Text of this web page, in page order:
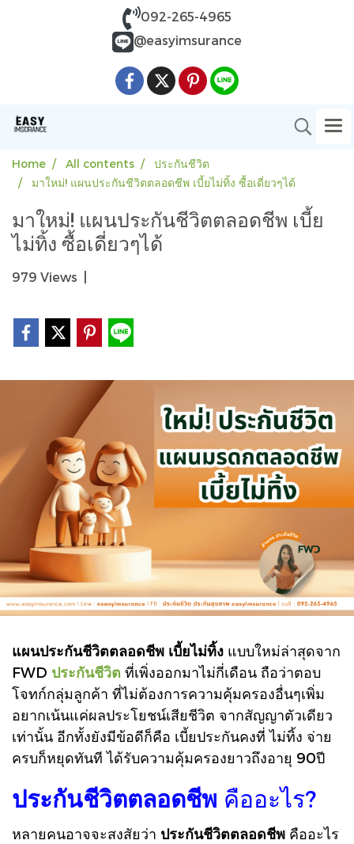
092-265-4965
@easyimsurance
Home All contents
ประกันชีวิต
มาใหม่! แผนประกันชีวิตตลอดชีพ เบี้ยไม่ทิ้ง ซื้อเดี่ยวๆได้
มาใหม่! แผนประกันชีวิตตลอดชีพ เบี้ย
ไม่ทิ้ง ซื้อเดี่ยวๆได้
979 Views
แผนประกันชีวิตตลอดชีพ เบี้ยไม่ทิ้ง แบบใหม่ล่าสุดจาก
FWD ประกันชีวิต ที่เพิ่งออกมาไม่กี่เดือน ถือว่าตอบ
โจทก์กลุ่มลูกค้า ที่ไม่ต้องการความคุ้มครองอื่นๆเพิ่ม
อยากเน้นแค่ผลประโยชน์เสียชีวิต จากสัญญาตัวเดียว
เท่านั้น อีกทั้งยังมีข้อดีก็คือ เบี้ยประกันคงที่ ไม่ทิ้ง จ่าย
ครบก็หยุดทันที ได้รับความคุ้มครองยาวถึงอายุ 90ปี
ประกันชีวิตตลอดชีพ คืออะไร?
หลายคนอาจจะสงสัยว่า ประกันชีวิตตลอดชีพ คืออะไร